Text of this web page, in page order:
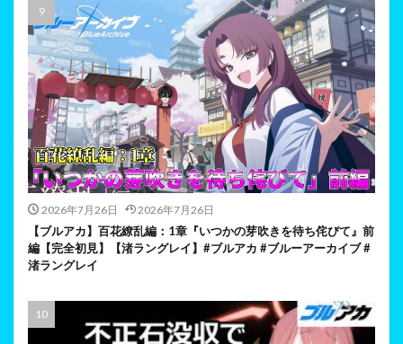
2026年7月26日 2026年7月26日
【ブルアカ】百花繚乱編：1章『いつかの芽吹きを待ち侘びて』前
編【完全初見】【渚ラングレイ】#ブルアカ #ブルーアーカイブ #
渚ラングレイ